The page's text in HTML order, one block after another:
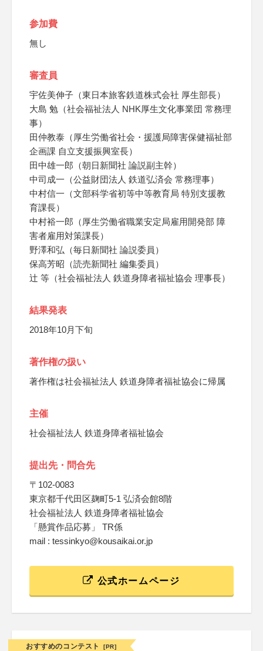
参加費
無し
審査員
宇佐美伸子（東日本旅客鉄道株式会社 厚生部長）
大島 勉（社会福祉法人 NHK厚生文化事業団 常務理
事）
田仲教泰（厚生労働省社会・援護局障害保健福祉部
企画課 自立支援振興室長）
田中雄一郎（朝日新聞社 論説副主幹）
中司成一（公益財団法人 鉄道弘済会 常務理事）
中村信一（文部科学省初等中等教育局 特別支援教
育課長）
中村裕一郎（厚生労働省職業安定局雇用開発部 障
害者雇用対策課長）
野澤和弘（毎日新聞社 論説委員）
保高芳昭（読売新聞社 編集委員）
辻 等（社会福祉法人 鉄道身障者福祉協会 理事長）
結果発表
2018年10月下旬
著作権の扱い
著作権は社会福祉法人 鉄道身障者福祉協会に帰属
主催
社会福祉法人 鉄道身障者福祉協会
提出先・問合先
〒102‐0083
東京都千代田区麹町5-1 弘済会館8階
社会福祉法人 鉄道身障者福祉協会
「懸賞作品応募」 TR係
mail : tessinkyo@kousaikai.or.jp
公式ホームページ
おすすめのコンテスト [PR]